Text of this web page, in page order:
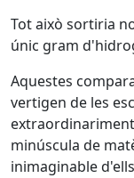
Tot això sortiria
únic gram
Aquestes
vertigen de les
minúscula de
inimaginable